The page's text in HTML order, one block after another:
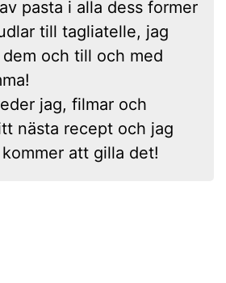
pasta i alla dess former
till tagliatelle, jag
och till och med
jag, filmar och
nästa recept och jag
att gilla det!